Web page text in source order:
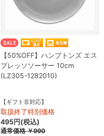
【50%OFF】ハンプトンズ エス
プレッソソーサー 10cm
(LZ305-1282010)
【ギフト非対応】
取扱終了特別価格
495円(税込)
通常価格￥990